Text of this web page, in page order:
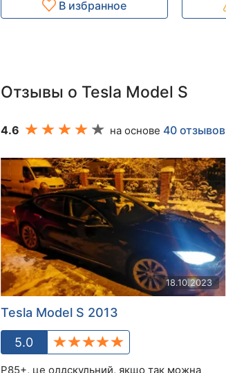
В избранное
Отзывы о Tesla Model S
4.6 на основе 40 отзывов
18.10.2023
Tesla Model S 2013
5.0
P85+, це олдскульний, якщо так можна